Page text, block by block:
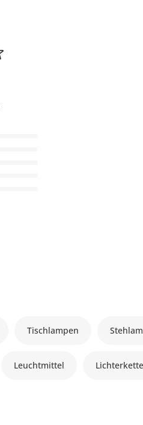
Tischlampen
Leuchtmittel